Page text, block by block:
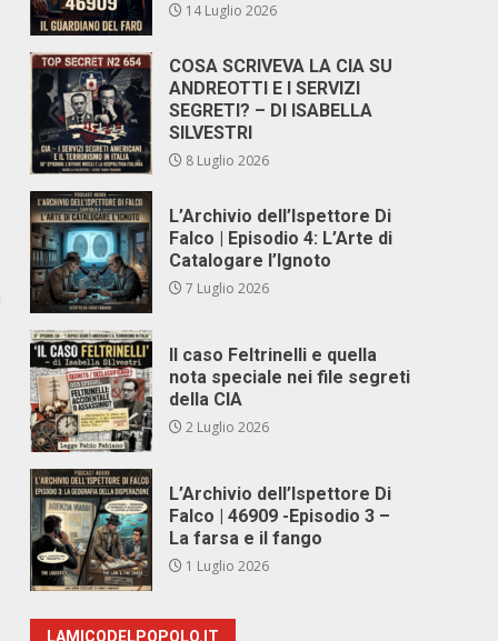
14 Luglio 2026
COSA SCRIVEVA LA CIA SU
ANDREOTTI E I SERVIZI
SEGRETI? – DI ISABELLA
SILVESTRI
8 Luglio 2026
L’Archivio dell’Ispettore Di
Falco | Episodio 4: L’Arte di
Catalogare l’Ignoto
7 Luglio 2026
Il caso Feltrinelli e quella
nota speciale nei file segreti
della CIA
2 Luglio 2026
L’Archivio dell’Ispettore Di
Falco | 46909 -Episodio 3 –
La farsa e il fango
1 Luglio 2026
LAMICODELPOPOLO.IT